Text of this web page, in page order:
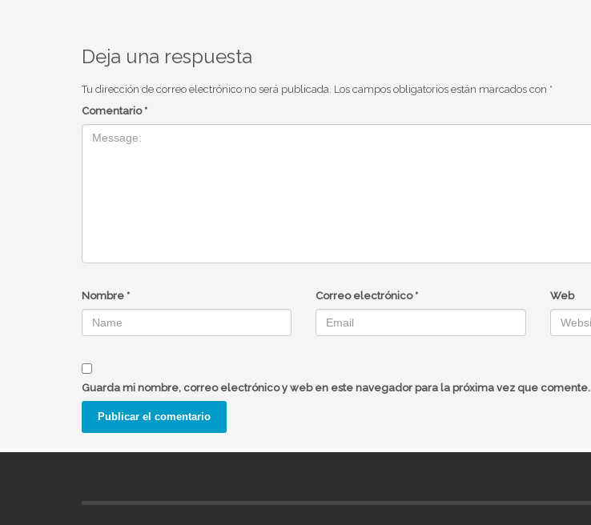
Deja una respuesta
Tu dirección de correo electrónico no será publicada. Los campos obligatorios están marcados con *
Comentario *
Nombre * Correo electrónico * Web
Guarda mi nombre, correo electrónico y web en este navegador para la próxima vez que comente.